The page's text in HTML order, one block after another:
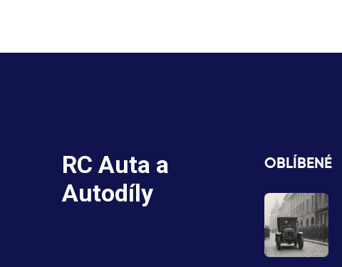
RC Auta a
Autodíly
OBLÍBENÉ